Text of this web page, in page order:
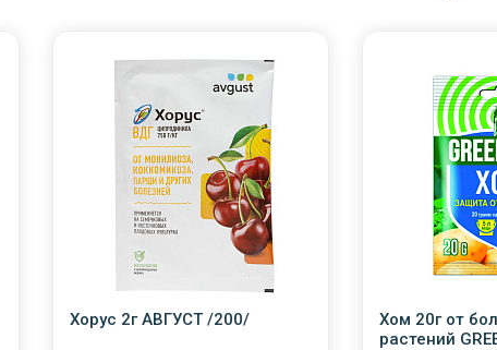
Хорус 2г АВГУСТ /200/
Хом 20г от
растений